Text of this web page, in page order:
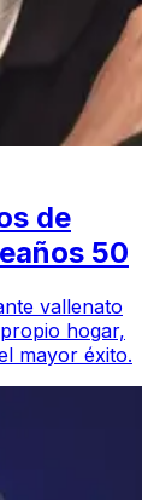
de
50
vallenato
hogar,
mayor éxito.